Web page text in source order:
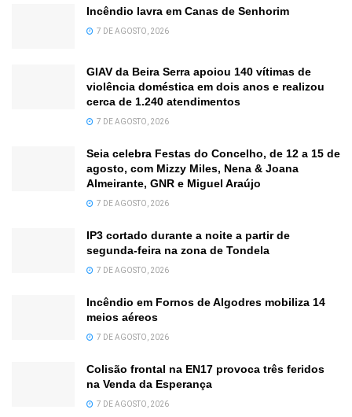
Incêndio lavra em Canas de Senhorim
7 DE AGOSTO, 2026
GIAV da Beira Serra apoiou 140 vítimas de
violência doméstica em dois anos e realizou
cerca de 1.240 atendimentos
7 DE AGOSTO, 2026
Seia celebra Festas do Concelho, de 12 a 15 de
agosto, com Mizzy Miles, Nena & Joana
Almeirante, GNR e Miguel Araújo
7 DE AGOSTO, 2026
IP3 cortado durante a noite a partir de
segunda-feira na zona de Tondela
7 DE AGOSTO, 2026
Incêndio em Fornos de Algodres mobiliza 14
meios aéreos
7 DE AGOSTO, 2026
Colisão frontal na EN17 provoca três feridos
na Venda da Esperança
7 DE AGOSTO, 2026